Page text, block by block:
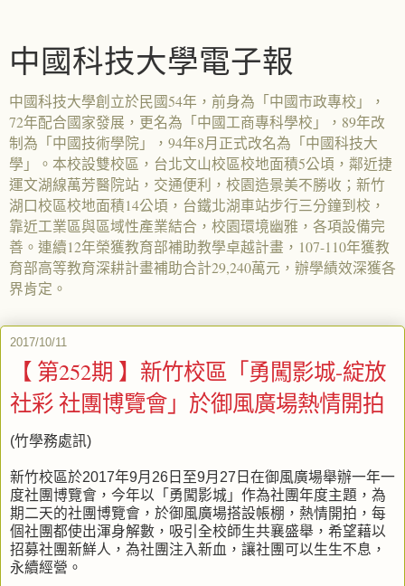
中國科技大學電子報
中國科技大學創立於民國54年，前身為「中國市政專校」，
72年配合國家發展，更名為「中國工商專科學校」，89年改
制為「中國技術學院」，94年8月正式改名為「中國科技大
學」。本校設雙校區，台北文山校區校地面積5公頃，鄰近捷
運文湖線萬芳醫院站，交通便利，校園造景美不勝收；新竹
湖口校區校地面積14公頃，台鐵北湖車站步行三分鐘到校，
靠近工業區與區域性產業結合，校園環境幽雅，各項設備完
善。連續12年榮獲教育部補助教學卓越計畫，107-110年獲教
育部高等教育深耕計畫補助合計29,240萬元，辦學績效深獲各
界肯定。
2017/10/11
【 第252期 】新竹校區「勇闖影城-綻放
社彩 社團博覽會」於御風廣場熱情開拍
(竹學務處訊)
新竹校區於2017年9月26日至9月27日在御風廣場舉辦一年一
度社團博覽會，今年以「勇闖影城」作為社團年度主題，為
期二天的社團博覽會，於御風廣場搭設帳棚，熱情開拍，每
個社團都使出渾身解數，吸引全校師生共襄盛舉，希望藉以
招募社團新鮮人，為社團注入新血，讓社團可以生生不息，
永續經營。